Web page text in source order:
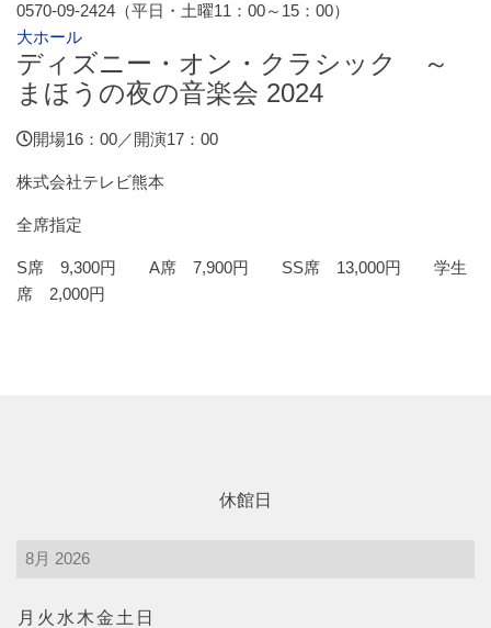
中小会議室
0570-09-2424（平日・土曜11：00～15：00）
大ホール
ディズニー・オン・クラシック ～
まほうの夜の音楽会 2024
開場16：00／開演17：00
株式会社テレビ熊本
全席指定
S席 9,300円 A席 7,900円 SS席 13,000円 学生
席 2,000円
休館日
月 火 水 木金 土 日